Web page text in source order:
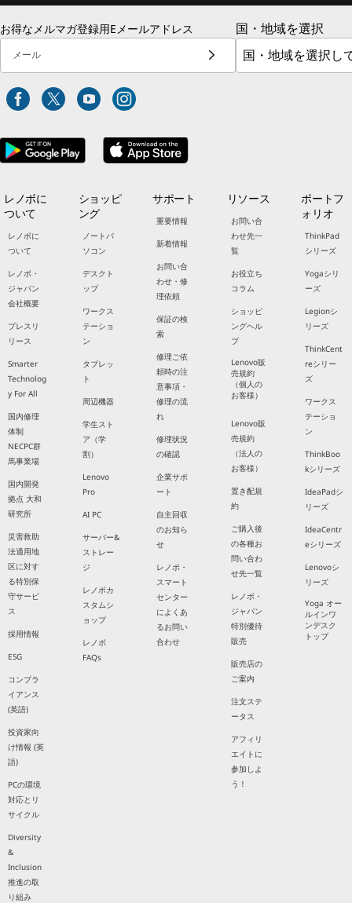
お得なメルマガ登録用Eメールアドレス
メール
国・地域を選択
レノボに
ついて
レノボに
ついて
レノボ・
ジャパン
会社概要
プレスリ
リース
Smarter
Technolog
y For All
国内修理
体制
NECPC群
馬事業場
国内開発
拠点 大和
研究所
災害救助
法適用地
区に対す
る特別保
守サービ
ス
採用情報
ESG
コンプラ
イアンス
(英語)
投資家向
け情報 (英
語)
PCの環境
対応とリ
サイクル
Diversity
&
Inclusion
推進の取
り組み
ショッピ
ング
ノートパ
ソコン
デスクト
ップ
ワークス
テーショ
ン
タブレッ
ト
周辺機器
学生スト
ア（学
割）
Lenovo
Pro
AI PC
サーバー&
ストレー
ジ
レノボカ
スタムシ
ョップ
レノボ
FAQs
サポート
重要情報
新着情報
お問い合
わせ・修
理依頼
保証の検
索
修理ご依
頼時の注
意事項・
修理の流
れ
修理状況
の確認
企業サポ
ート
自主回収
のお知ら
せ
レノボ・
スマート
センター
によくあ
るお問い
合わせ
リソース
お問い合
わせ先一
覧
お役立ち
コラム
ショッピ
ングヘル
プ
Lenovo販
売規約
（個人の
お客様）
Lenovo販
売規約
（法人の
お客様）
置き配規
約
ご購入後
の各種お
問い合わ
せ先一覧
レノボ・
ジャパン
特別優待
販売
販売店の
ご案内
注文ステ
ータス
アフィリ
エイトに
参加しよ
う！
ポートフ
ォリオ
ThinkPad
シリーズ
Yogaシリ
ーズ
Legionシ
リーズ
ThinkCent
reシリー
ズ
ワークス
テーショ
ン
ThinkBoo
kシリーズ
IdeaPadシ
リーズ
IdeaCentr
eシリーズ
Lenovoシ
リーズ
Yoga オー
ルインワ
ンデスク
トップ